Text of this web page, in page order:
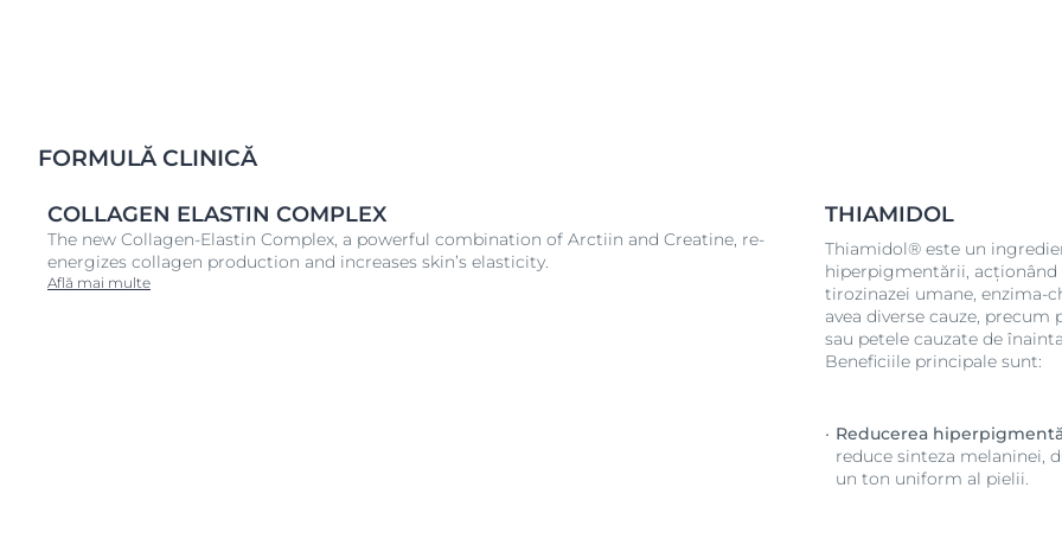
FORMULĂ CLINICĂ
COLLAGEN ELASTIN COMPLEX
The new Collagen-Elastin Complex, a powerful combination of Arctiin and Creatine, re-
energizes collagen production and increases skin’s elasticity.
Află mai multe
THIAMIDOL
Thiamidol® este un
hiperpigmentării, acționând
tirozinazei umane, enzima-
avea diverse cauze,
sau petele cauzate de
Beneficiile principale sunt:
Reducerea
reduce sinteza melaninei,
un ton uniform al pielii.